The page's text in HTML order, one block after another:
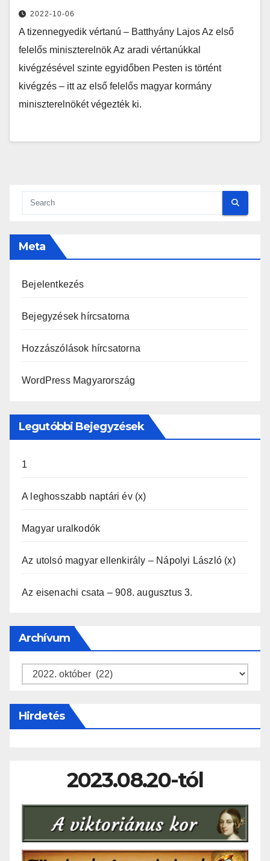
2022-10-06
A tizennegyedik vértanú – Batthyány Lajos Az első
felelős miniszterelnök Az aradi vértanúkkal
kivégzésével szinte egyidőben Pesten is történt
kivégzés – itt az első felelős magyar kormány
miniszterelnökét végezték ki.
Meta
Bejelentkezés
Bejegyzések hírcsatorna
Hozzászólások hírcsatorna
WordPress Magyarország
Legutóbbi Bejegyzések
1
A leghosszabb naptári év (x)
Magyar uralkodók
Az utolsó magyar ellenkirály – Nápolyi László (x)
Az eisenachi csata – 908. augusztus 3.
Archívum
Archívum
Hirdetés
2023.08.20-tól